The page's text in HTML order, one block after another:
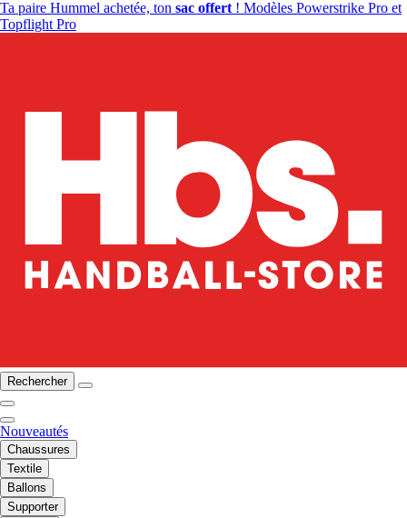
Ta paire Hummel achetée, ton sac offert ! Modèles Powerstrike Pro et
Topflight Pro
Rechercher
Nouveautés
Chaussures
Textile
Ballons
Supporter